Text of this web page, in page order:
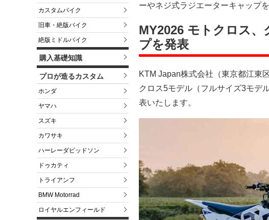
カスタムバイク
旧車・絶版バイク
絶版ミドルバイク
購入基礎知識
プロが造るカスタム
ホンダ
ヤマハ
スズキ
カワサキ
ハーレーダビッドソン
ドゥカティ
トライアンフ
BMW Motorrad
ロイヤルエンフィールド
ーやネジ式ラジエーターキャップ
MY2026 モトクロス
プを発表
KTM Japan株式会社（東京都江東
クロス5モデル（フルサイズ3モデ
表いたします。